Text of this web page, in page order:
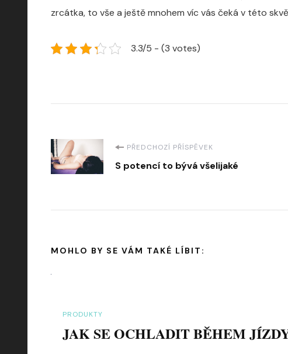
zrcátka, to vše a ještě mnohem víc vás čeká v této
3.3/5 - (3 votes)
Navigace
příspěvku
PŘEDCHOZÍ PŘÍSPĚVEK
S potencí to bývá všelijaké
MOHLO BY SE VÁM TAKÉ LÍBIT:
PRODUKTY
JAK SE OCHLADIT BĚHEM